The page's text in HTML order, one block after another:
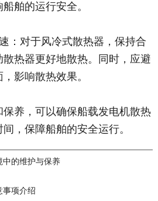
舶的运行安全。
：对于风冷式散热器，保持合
热器更好地散热。同时，应避
影响散热效果。
养，可以确保船载发电机散热
，保障船舶的安全运行。
中的维护与保养
事项介绍